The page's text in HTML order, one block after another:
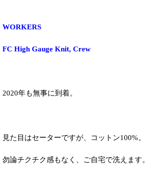
WORKERS
FC High Gauge Knit, Crew
2020年も無事に到着。
見た目はセーターですが、 コットン100%。
勿論チクチク感もなく、ご自宅で洗えます。